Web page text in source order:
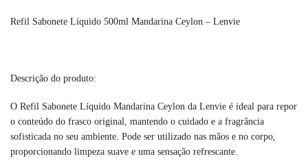
Refil Sabonete Líquido 500ml Mandarina Ceylon – Lenvie
Descrição do produto:
O Refil Sabonete Líquido Mandarina Ceylon da Lenvie é ideal para repor
o conteúdo do frasco original, mantendo o cuidado e a fragrância
sofisticada no seu ambiente. Pode ser utilizado nas mãos e no corpo,
proporcionando limpeza suave e uma sensação refrescante.